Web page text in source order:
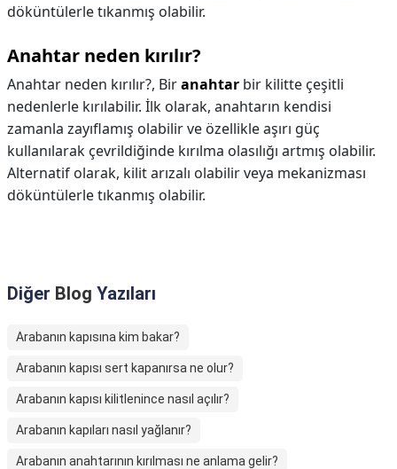
döküntülerle tıkanmış olabilir.
Anahtar neden kırılır?
Anahtar neden kırılır?, Biranahtar bir kilitte çeşitli
nedenlerle kırılabilir. İlk olarak, anahtarın kendisi
zamanla zayıflamış olabilir ve özellikle aşırı güç
kullanılarak çevrildiğinde kırılma olasılığı artmış olabilir.
Alternatif olarak, kilit arızalı olabilir veya mekanizması
döküntülerle tıkanmış olabilir.
Diğer Blog Yazıları
Arabanın kapısına kim bakar?
Arabanın kapısı sert kapanırsa ne olur?
Arabanın kapısı kilitlenince nasıl açılır?
Arabanın kapıları nasıl yağlanır?
Arabanın anahtarının kırılması ne anlama gelir?